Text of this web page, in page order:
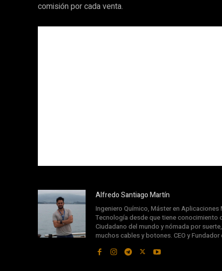
comisión por cada venta.
Alfredo Santiago Martín
Ingeniero Químico, Máster en Aplicaciones
Tecnología desde que tiene conocimiento
Ciudadano del mundo y nómada por
muchos cables y botones. CEO y Fundador